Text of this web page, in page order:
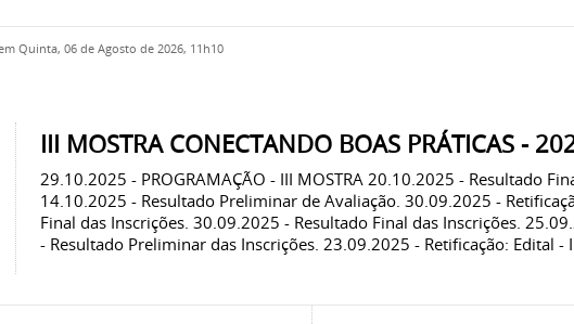
Quinta, 06 de Agosto de 2026, 11h10
III MOSTRA CONECTANDO BOAS PRÁTICAS -
29.10.2025 - PROGRAMAÇÃO - III MOSTRA 20.10.2025 - Resultado
14.10.2025 - Resultado Preliminar de Avaliação. 30.09.2025 -
Final das Inscrições. 30.09.2025 - Resultado Final das Inscrições.
- Resultado Preliminar das Inscrições. 23.09.2025 - Retificação: Edital -